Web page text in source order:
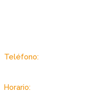
Teléfono:
Horario: